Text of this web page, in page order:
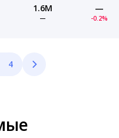
1.6M
—
—
-0.2%
4